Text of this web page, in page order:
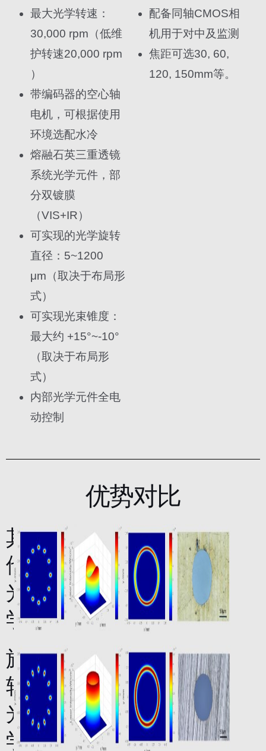
最大光学转速：
30,000 rpm（低维
护转速20,000 rpm
）
带编码器的空心轴
电机，可根据使用
环境选配水冷
熔融石英三重透镜
系统光学元件，部
分双镀膜
（VIS+IR）
可实现的光学旋转
直径：5~1200
μm（取决于布局形
式）
可实现光束锥度：
最大约 +15°~-10°
（取决于布局形
式）
内部光学元件全电
动控制
配备同轴CMOS相
机用于对中及监测
焦距可选30, 60,
120, 150mm等。
优势对比
其
他
光
学
旋
转
光
学